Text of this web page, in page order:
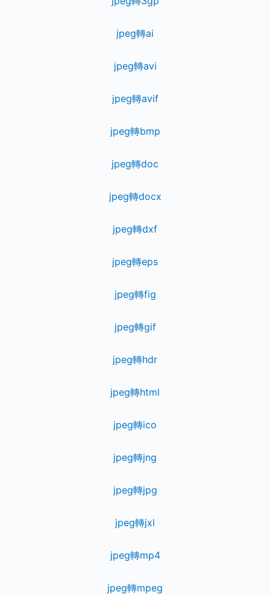
jpeg轉ai
jpeg轉avi
jpeg轉avif
jpeg轉bmp
jpeg轉doc
jpeg轉docx
jpeg轉dxf
jpeg轉eps
jpeg轉fig
jpeg轉gif
jpeg轉hdr
jpeg轉html
jpeg轉ico
jpeg轉jng
jpeg轉jpg
jpeg轉jxl
jpeg轉mp4
jpeg轉mpeg